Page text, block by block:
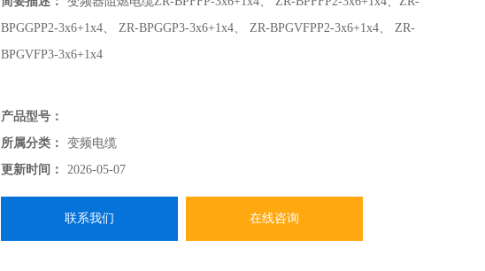
BPGGPP2-3x6+1x4、 ZR-BPGGP3-3x6+1x4、 ZR-BPGVFPP2-3x6+1x4、 ZR-
BPGVFP3-3x6+1x4
产品型号：
所属分类：
变频电缆
更新时间：
2026-05-07
联系我们 在线咨询